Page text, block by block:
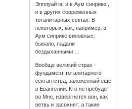
Эпплуайта, и в Аум синрике ,
и в других современных
тоталитарных сектах. В
некоторых, как, например, в
Аум синрике виновные,
бывало, падали
бездыханными ...
Вообще великий страх -
фундамент тоталитарного
сектантства, заложенный еще
в Евангелии: Кто не пребудет
во Мне, извергнется вон, как
ветвь и засохнет; а такие